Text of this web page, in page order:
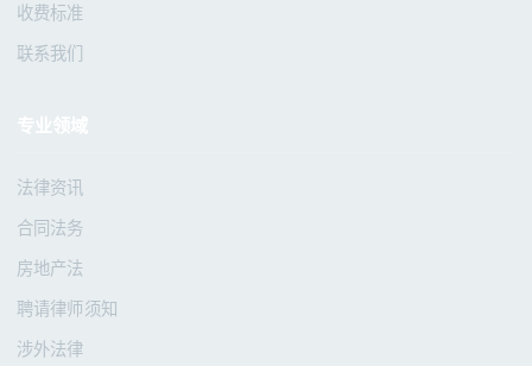
收费标准
联系我们
法律资讯
合同法务
房地产法
聘请律师须知
涉外法律